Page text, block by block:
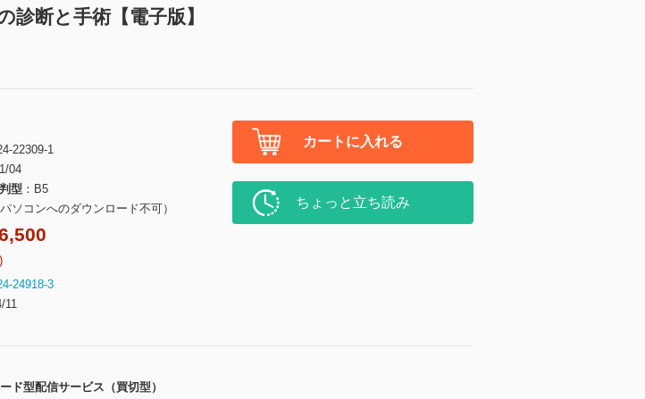
断と手術【電子版】
22309-1
04
判型
B5
ソコンへのダウンロード不可）
24918-3
11
カートに入れる
ちょっと立ち読み
ド型配信サービス（買切型）